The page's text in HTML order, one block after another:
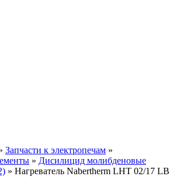
Запчасти к электропечам »
» Дисилицид молибденовые
» Нагреватель Nabertherm LHT 02/17 LB